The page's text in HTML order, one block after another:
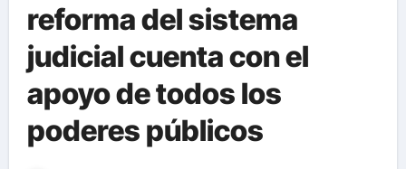
reforma del sistema
judicial cuenta con el
apoyo de todos los
poderes públicos